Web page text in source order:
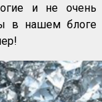
и не очень
в нашем блоге